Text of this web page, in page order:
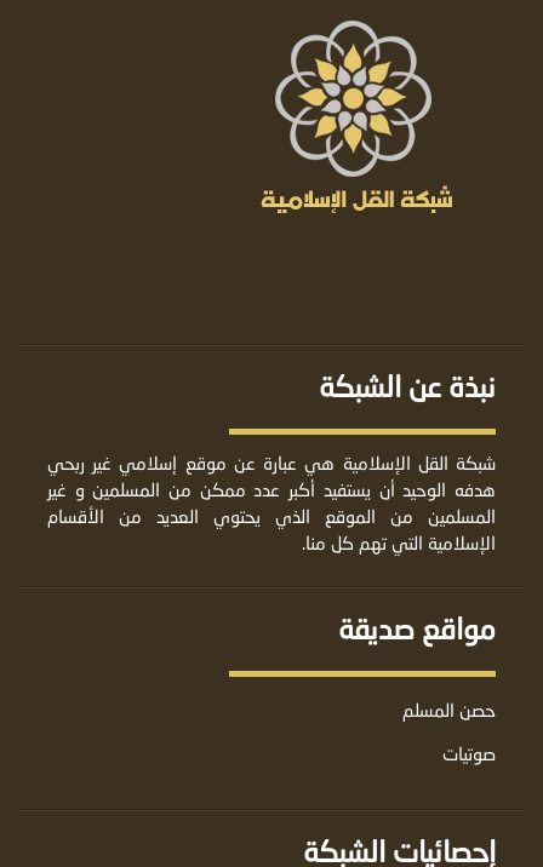
نبذة عن الشبكة
شبكة القل الإسلامية هي عبارة عن موقع إسلامي غير ربحي
هدفه الوحيد أن يستفيد أكبر عدد ممكن من المسلمين و غير
المسلمين من الموقع الذي يحتوي العديد من الأقسام
الإسلامية التي تهم كل منا.
مواقع صديقة
حصن المسلم
صوتيات
إحصائيات الشبكة